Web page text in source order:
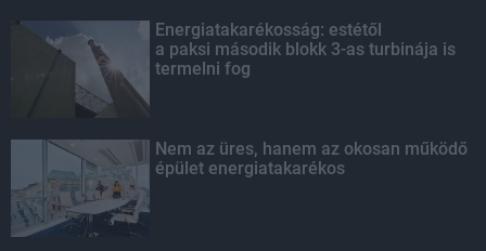
Energiatakarékosság: estétől
a paksi második blokk 3-as turbinája is
termelni fog
Nem az üres, hanem az okosan működő
épület energiatakarékos